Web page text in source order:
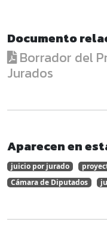
Documento
Borrador del
Jurados
Aparecen en
juicio por jurado
Cámara de Diputados